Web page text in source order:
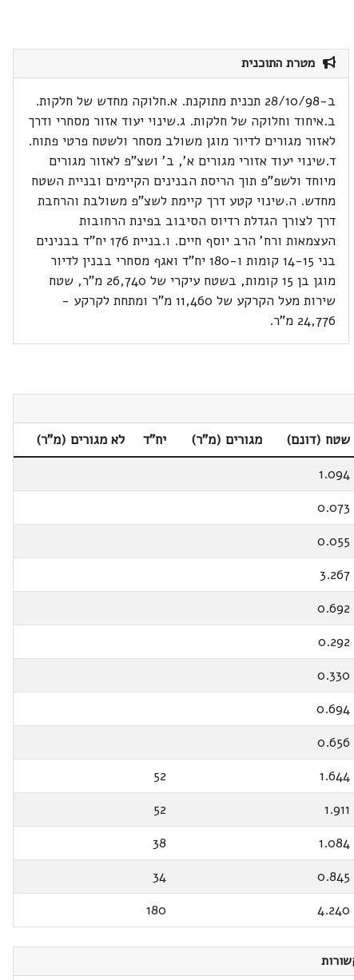
מטרת התוכנית
ב-28/10/98 תכנית מתוקנת. א.חלוקה מחדש של חלקות.
ב.איחוד וחלוקה של חלקות. ג.שינוי יעוד אזור מסחרי ודרך
לאזור מגורים לדיור מוגן משולב מסחר ולשטח פרטי פתוח.
ד.שינוי יעוד אזורי מגורים א', ב' ושצ"פ לאזור מגורים
מיוחד ולשפ"פ תוך הריסת הבנינים הקיימים ובניית השטח
מחדש. ה.שינוי קטע דרך קיימת לשצ"פ משולבת והרחבת
דרך לצורך הגדלת רדיוס הסיבוב בפינת הרחובות
העצמאות ורח' הרב יוסף חיים. ו.בניית 176 יח"ד בבנינים
בני 14-15 קומות ו-180 יח"ד ואגף מסחרי בבנין לדיור
מוגן בן 15 קומות, בשטח עיקרי של 26,740 מ"ר, שטח
שירות מעל הקרקע של 11,460 מ"ר ומתחת לקרקע -
24,776 מ"ר.
שטח (דונם) מגורים (מ"ר) יח"ד
לא מגורים (מ"ר)
1.094
0.073
0.055
3.267
0.692
0.292
0.330
0.694
0.656
1.644
52
1.911
52
1.084
38
0.845
34
4.240
180